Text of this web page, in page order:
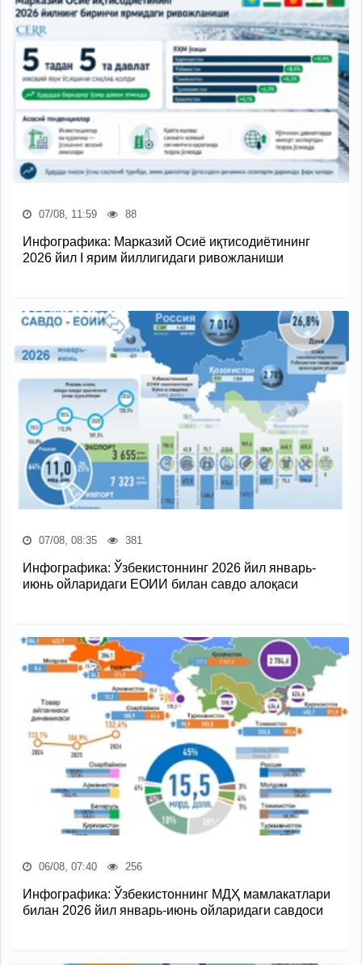
07/08, 11:59 88
Инфографика: Марказий Осиё иқтисодиётининг
2026 йил I ярим йиллигидаги ривожланиши
07/08, 08:35 381
Инфографика: Ўзбекистоннинг 2026 йил январь-
июнь ойларидаги ЕОИИ билан савдо алоқаси
06/08, 07:40 256
Инфографика: Ўзбекистоннинг МДҲ мамлакатлари
билан 2026 йил январь-июнь ойларидаги савдоси